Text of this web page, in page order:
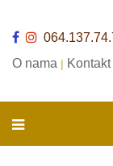
O nama | Kontakt